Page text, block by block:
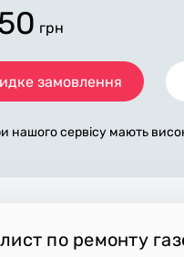
грн
замовлення
нашого сервісу мають
по ремонту